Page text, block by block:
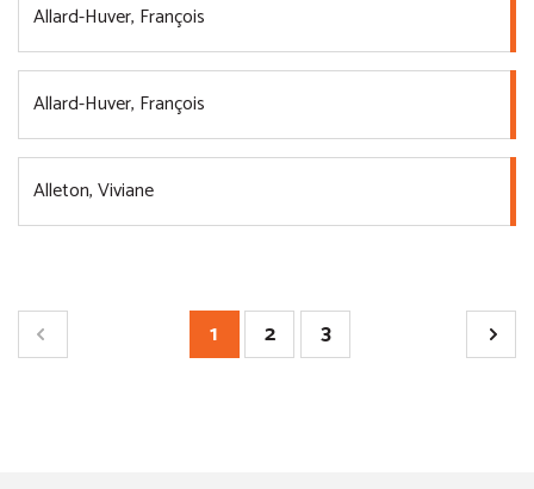
Allard-Huver, François
Allard-Huver, François
Alleton, Viviane
1 2 3